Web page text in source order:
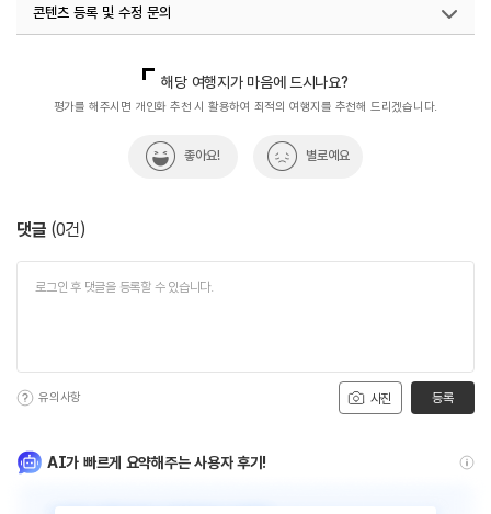
콘텐츠 등록 및 수정 문의
해당 여행지가 마음에 드시나요?
평가를 해주시면 개인화 추천 시 활용하여 최적의 여행지를 추천해 드리겠습니다.
좋아요! 별로예요
댓글 (0건)
사진
유의사항 등록
AI가 빠르게 요약해주는 사용자 후기!